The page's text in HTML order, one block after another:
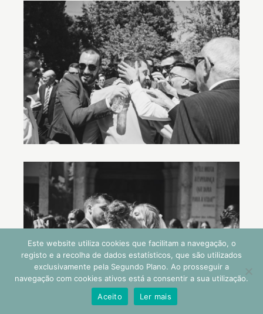
Este website utiliza cookies que facilitam a navegação, o
registo e a recolha de dados estatísticos, que são utilizados
exclusivamente pela Segundo Plano. Ao prosseguir a
navegação com cookies ativos está a consentir a sua utilização.
Aceito
Ler mais